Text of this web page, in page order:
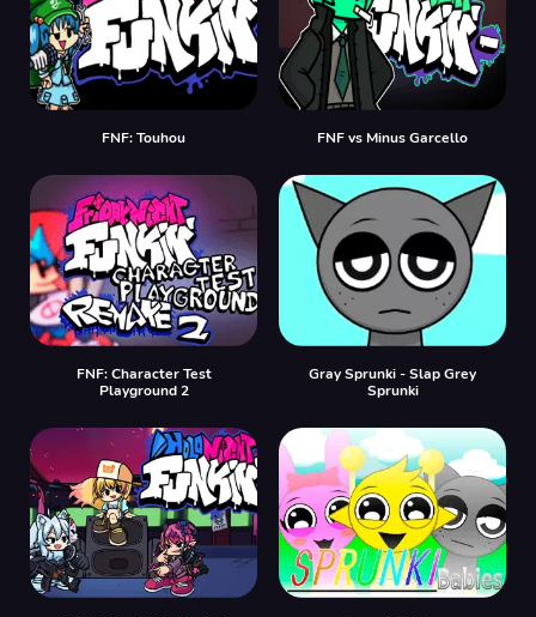
FNF: Touhou FNF vs Minus Garcello
FNF: Character Test
Playground 2
Gray Sprunki - Slap Grey
Sprunki